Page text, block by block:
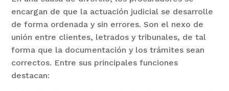
encargan de que la actuación judicial se desarrolle
de forma ordenada y sin errores. Son el nexo de
unión entre clientes, letrados y tribunales, de tal
forma que la documentación y los trámites sean
correctos. Entre sus principales funciones
destacan: